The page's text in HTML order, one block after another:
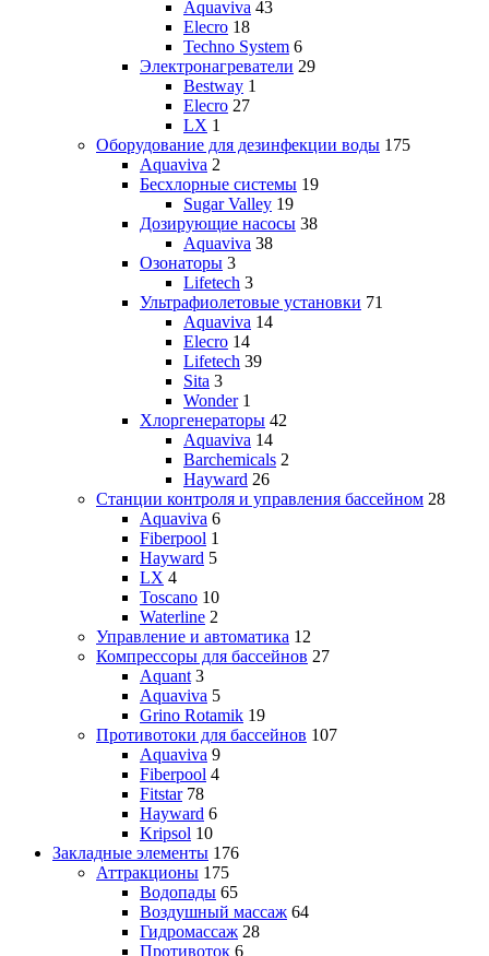
Aquaviva 43
Elecro 18
Techno System 6
Электронагреватели 29
Bestway 1
Elecro 27
LX 1
Оборудование для дезинфекции воды 175
Aquaviva 2
Бесхлорные системы 19
Sugar Valley 19
Дозирующие насосы 38
Aquaviva 38
Озонаторы 3
Lifetech 3
Ультрафиолетовые установки 71
Aquaviva 14
Elecro 14
Lifetech 39
Sita 3
Wonder 1
Хлоргенераторы 42
Aquaviva 14
Barchemicals 2
Hayward 26
Станции контроля и управления бассейном 28
Aquaviva 6
Fiberpool 1
Hayward 5
LX 4
Toscano 10
Waterline 2
Управление и автоматика 12
Компрессоры для бассейнов 27
Aquant 3
Aquaviva 5
Grino Rotamik 19
Противотоки для бассейнов 107
Aquaviva 9
Fiberpool 4
Fitstar 78
Hayward 6
Kripsol 10
Закладные элементы 176
Аттракционы 175
Водопады 65
Воздушный массаж 64
Гидромассаж 28
Противоток 6